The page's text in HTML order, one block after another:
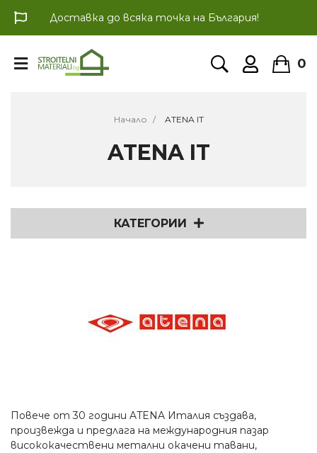
Доставка до всяка точка на България!
0
Начало ATENA IT
ATENA IT
КАТЕГОРИИ
Повече от 30 години ATENA Италия създава,
произвежда и предлага на международния пазар
висококачествени метални окачени тавани,